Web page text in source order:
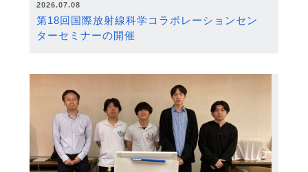
2026.07.08
第18回国際放射線科学コラボレーションセン
ターセミナーの開催